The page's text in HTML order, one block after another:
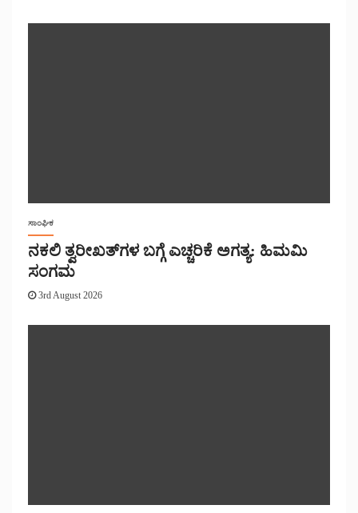
ಸಾಂಘಿಕ
ನಕಲಿ ತ್ವರೀಖತ್‌ಗಳ ಬಗ್ಗೆ ಎಚ್ಚರಿಕೆ ಅಗತ್ಯ: ಹಿಮಮಿ
ಸಂಗಮ
3rd August 2026